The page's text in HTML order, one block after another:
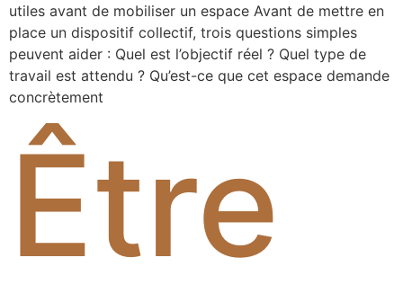
utiles avant de mobiliser un espace Avant de mettre en
place un dispositif collectif, trois questions simples
peuvent aider : Quel est l’objectif réel ? Quel type de
travail est attendu ? Qu’est-ce que cet espace demande
concrètement
Être